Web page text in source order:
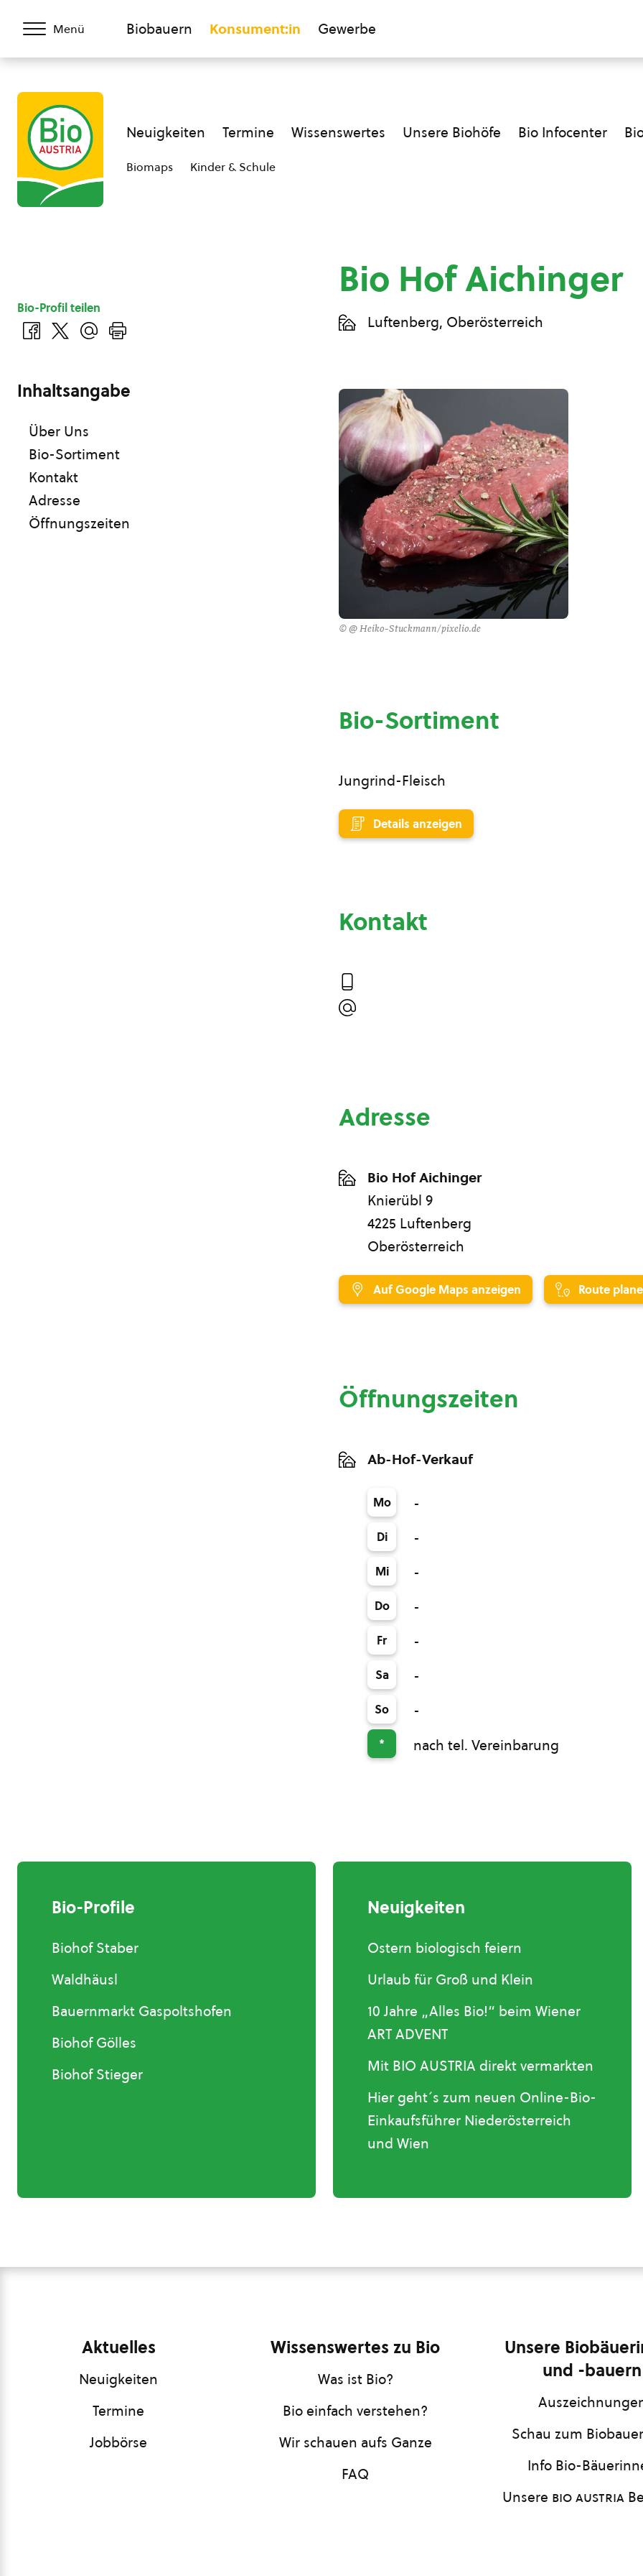
Menü Biobauern Konsument:in Gewerbe
Neuigkeiten Termine Wissenswertes Unsere Biohöfe Bio Infocenter
Biomaps Kinder & Schule
Bio Hof Aichinger
Luftenberg, Oberösterreich
© @ Heiko-Stuckmann/pixelio.de
Bio-Sortiment
Jungrind-Fleisch
Details anzeigen
Kontakt
Adresse
Bio Hof Aichinger
Knierübl 9
4225 Luftenberg
Oberösterreich
Auf Google Maps anzeigen Route
Öffnungszeiten
Ab-Hof-Verkauf
Mo -
Di -
Mi -
Do -
Fr -
Sa -
So -
* nach tel. Vereinbarung
Bio-Profil teilen
Inhaltsangabe
Über Uns
Bio-Sortiment
Kontakt
Adresse
Öffnungszeiten
Bio-Profile
Biohof Staber
Waldhäusl
Bauernmarkt Gaspoltshofen
Biohof Gölles
Biohof Stieger
Neuigkeiten
Ostern biologisch feiern
Urlaub für Groß und Klein
10 Jahre „Alles Bio!“ beim Wiener
ART ADVENT
Mit BIO AUSTRIA direkt vermarkten
Hier geht´s zum neuen Online-Bio-
Einkaufsführer Niederösterreich
und Wien
Aktuelles
Neuigkeiten
Termine
Jobbörse
Wissenswertes zu Bio
Was ist Bio?
Bio einfach verstehen?
Wir schauen aufs Ganze
FAQ
Unsere
und -bauern
Schau zum
Info Bio-
Unsere bio austria